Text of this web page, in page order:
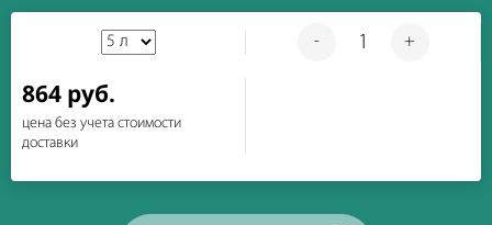
- +
864 руб.
цена без учета стоимости
доставки